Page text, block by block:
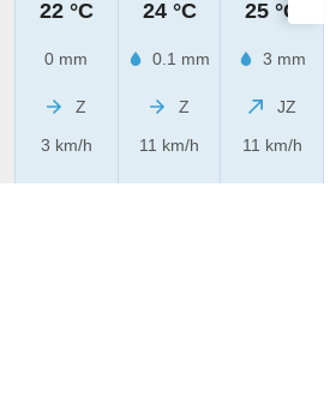
22 °C
0 mm
Z
3 km/h
24 °C
0.1 mm
Z
11 km/h
25 °C
3 mm
JZ
11 km/h